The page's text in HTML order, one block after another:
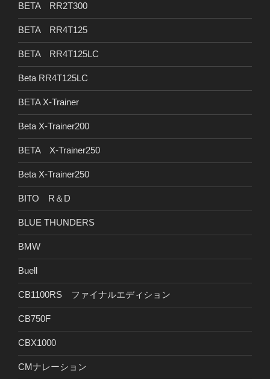
BETA RR2T300
BETA RR4T125
BETA RR4T125LC
Beta RR4T125LC
BETA X-Trainer
Beta X-Trainer200
BETA X-Trainer250
Beta X-Trainer250
BITO R＆D
BLUE THUNDERS
BMW
Buell
CB1100RS ファイナルエディション
CB750F
CBX1000
CMナレーション